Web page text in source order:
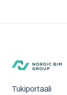
Tukiportaali